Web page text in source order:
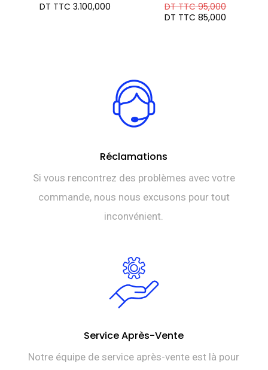
DT TTC 3.100,000 DT TTC95,000Le
DT TTC 85,000
Réclamations
Si vous rencontrez des problèmes avec votre
commande, nous nous excusons pour tout
inconvénient.
Service Après-Vente
Notre équipe de service après-vente est là pour